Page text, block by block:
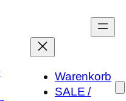
Warenkorb
SALE /